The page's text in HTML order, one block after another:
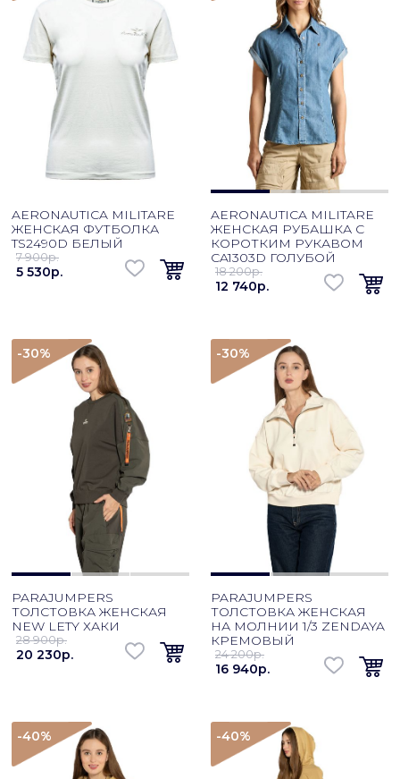
AERONAUTICA MILITARE
ЖЕНСКАЯ ФУТБОЛКА
TS2490D БЕЛЫЙ
7 900p.
5 530p.
AERONAUTICA MILITARE
ЖЕНСКАЯ РУБАШКА С
КОРОТКИМ РУКАВОМ
CA1303D ГОЛУБОЙ
18 200p.
12 740p.
-30%
PARAJUMPERS
ТОЛСТОВКА ЖЕНСКАЯ
NEW LETY ХАКИ
28 900p.
20 230p.
-30%
PARAJUMPERS
ТОЛСТОВКА ЖЕНСКАЯ
НА МОЛНИИ 1/3 ZENDAYA
КРЕМОВЫЙ
24 200p.
16 940p.
-40% -40%